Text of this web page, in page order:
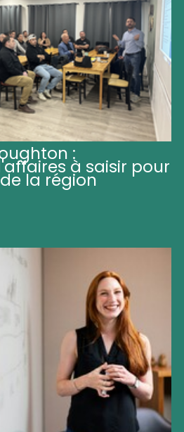
:
à saisir pour
la région